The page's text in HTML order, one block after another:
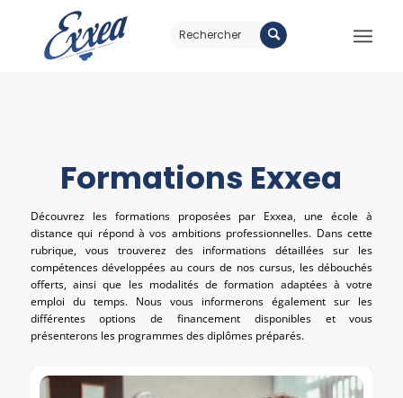
Formations Exxea
Découvrez les formations proposées par Exxea, une école à
distance qui répond à vos ambitions professionnelles. Dans cette
rubrique, vous trouverez des informations détaillées sur les
compétences développées au cours de nos cursus, les débouchés
offerts, ainsi que les modalités de formation adaptées à votre
emploi du temps. Nous vous informerons également sur les
différentes options de financement disponibles et vous
présenterons les programmes des diplômes préparés.